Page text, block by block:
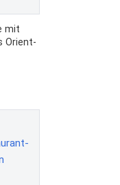
mit
Orient-